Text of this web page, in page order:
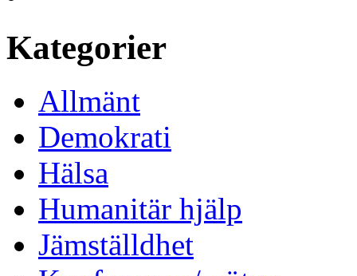
Kategorier
Allmänt
Demokrati
Hälsa
Humanitär hjälp
Jämställdhet